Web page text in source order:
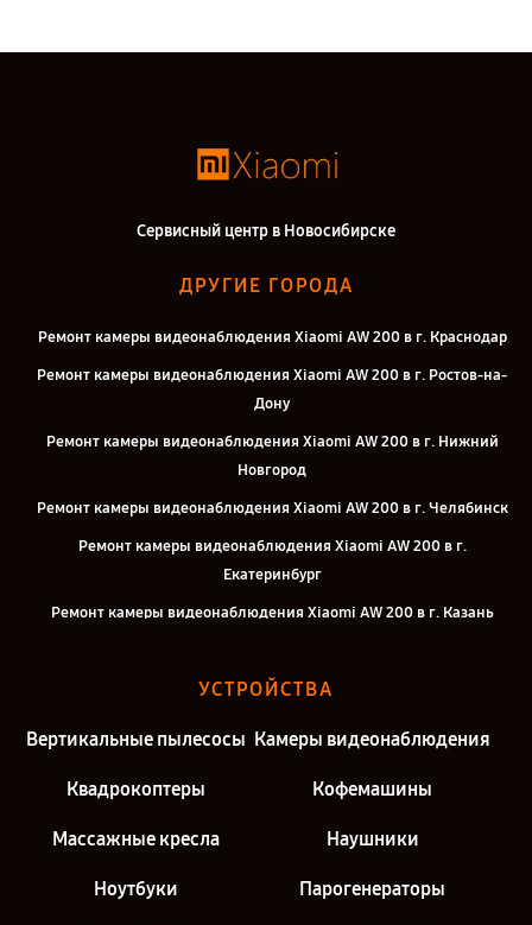
Сервисный центр в Новосибирске
ДРУГИЕ ГОРОДА
Ремонт камеры видеонаблюдения Xiaomi AW 200 в г. Краснодар
Ремонт камеры видеонаблюдения Xiaomi AW 200 в г. Ростов-на-
Дону
Ремонт камеры видеонаблюдения Xiaomi AW 200 в г. Нижний
Новгород
Ремонт камеры видеонаблюдения Xiaomi AW 200 в г. Челябинск
Ремонт камеры видеонаблюдения Xiaomi AW 200 в г.
Екатеринбург
Ремонт камеры видеонаблюдения Xiaomi AW 200 в г. Казань
Ремонт камеры видеонаблюдения Xiaomi AW 200 в г. Санкт-
УСТРОЙСТВА
Вертикальные пылесосы Камеры видеонаблюдения
Квадрокоптеры Кофемашины
Массажные кресла Наушники
Ноутбуки Парогенераторы